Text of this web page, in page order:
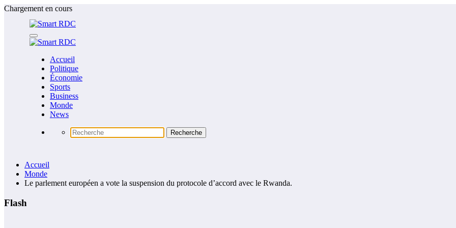
Aller
Chargement en cours
Accueil
Politique
Économie
Sports
Business
Monde
News
Accueil
Monde
Le parlement européen a vote la suspension du protocole d’accord avec le Rwanda.
Flash